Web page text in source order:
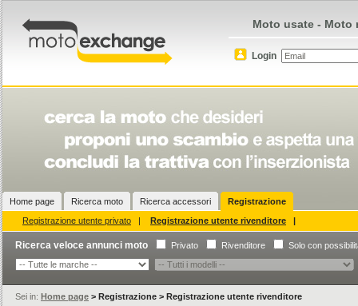
Moto usate - Moto
Login
Home page Ricerca moto Ricerca accessori
Registrazione
Registrazione utente privato | Registrazione utente rivenditore |
Ricerca veloce annunci moto Privato Rivenditore Solo con
Sei in: Home page > Registrazione > Registrazione utente rivenditore